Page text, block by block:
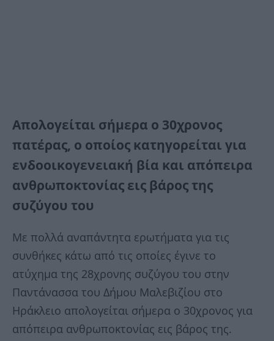
Απολογείται σήμερα ο 30χρονος
πατέρας, ο οποίος κατηγορείται για
ενδοοικογενειακή βία και απόπειρα
ανθρωποκτονίας εις βάρος της
συζύγου του
Με πολλά αναπάντητα ερωτήματα για τις
συνθήκες κάτω από τις οποίες έγινε το
ατύχημα της 28χρονης συζύγου του στην
Παντάνασσα του Δήμου Μαλεβιζίου στο
Ηράκλειο απολογείται σήμερα ο 30χρονος για
απόπειρα ανθρωποκτονίας εις βάρος της.